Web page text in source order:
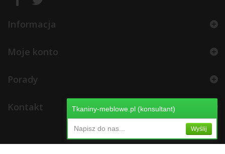
Informacja
Moje konto
Porady
Kontakt Tkaniny-meblowe.pl (konsultant)
Napisz do nas... Wyślij